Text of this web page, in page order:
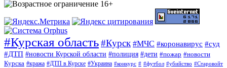
#Курская область#Курск #МЧС #коронавирус #суд
#ДТП #новости Курской области #полиция #дети #пожар #новости
Курска #кража #ДТП в Курске #Украина #конкурс # #футбол #убийство #Старовойт